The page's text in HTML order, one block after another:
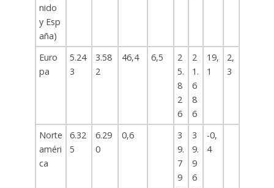
nido
y Esp
aña)
Euro
pa
5.24
3
3.58
2
46,4 6,5
2
5.
8
2
6
2
1.
6
8
6
19,
1
2,
3
Norte
améri
ca
6.32
5
6.29
0
0,6
3
9.
7
9
3
9.
9
6
-0,
4